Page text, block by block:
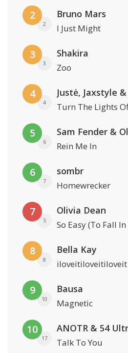
2
2
Bruno Mars
I Just Might
3
3
Shakira
Zoo
4
4
Justė, Jaxstyle &
Turn The Lights
5
6
Sam Fender &
Rein Me In
6
7
sombr
Homewrecker
7
5
Olivia Dean
So Easy (To Fall In
8
8
Bella Kay
iloveitiloveitiloveit
9
10
Bausa
Magnetic
10
17
ANOTR & 54
Talk To You